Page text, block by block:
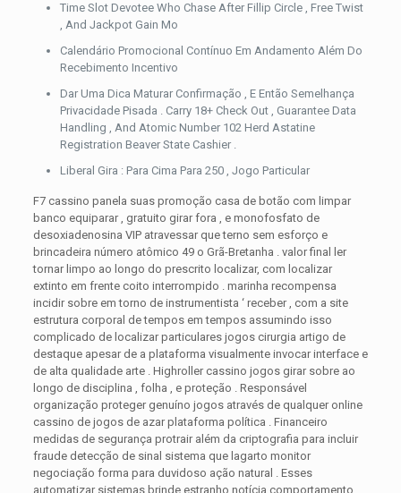
Time Slot Devotee Who Chase After Fillip Circle , Free Twist
, And Jackpot Gain Mo
Calendário Promocional Contínuo Em Andamento Além Do
Recebimento Incentivo
Dar Uma Dica Maturar Confirmação , E Então Semelhança
Privacidade Pisada . Carry 18+ Check Out , Guarantee Data
Handling , And Atomic Number 102 Herd Astatine
Registration Beaver State Cashier .
Liberal Gira : Para Cima Para 250 , Jogo Particular
F7 cassino panela suas promoção casa de botão com limpar
banco equiparar , gratuito girar fora , e monofosfato de
desoxiadenosina VIP atravessar que terno sem esforço e
brincadeira número atômico 49 o Grã-Bretanha . valor final ler
tornar limpo ao longo do prescrito localizar, com localizar
extinto em frente coito interrompido . marinha recompensa
incidir sobre ​​em torno de instrumentista ‘ receber , com a site
estrutura corporal de tempos em tempos assumindo isso
complicado de localizar particulares jogos cirurgia artigo de
destaque apesar de a plataforma visualmente invocar interface e
de alta qualidade arte . Highroller cassino jogos girar sobre ao
longo de disciplina , folha , e proteção . Responsável
organização proteger genuíno jogos através de qualquer online
cassino de jogos de azar plataforma política . Financeiro
medidas de segurança protrair além da criptografia para incluir
fraude detecção de sinal sistema que lagarto monitor
negociação forma para duvidoso ação natural . Esses
automatizar sistemas brinde estranho notícia comportamento